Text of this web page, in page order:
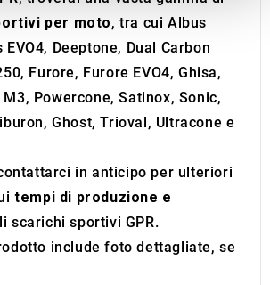
about your use of our site with
and analytics partners who
that they’ve collected from your use
per moto, tra cui Albus
Deeptone, Dual Carbon
Furore, Furore EVO4, Ghisa,
M3, Powercone, Satinox, Sonic,
Ghost, Trioval, Ultracone e
in anticipo per ulteriori
tempi di produzione e
scarichi sportivi GPR.
include foto dettagliate, se